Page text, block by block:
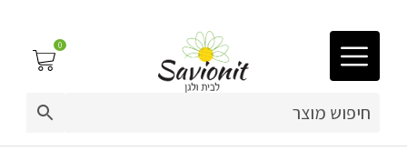
03-9212883
0